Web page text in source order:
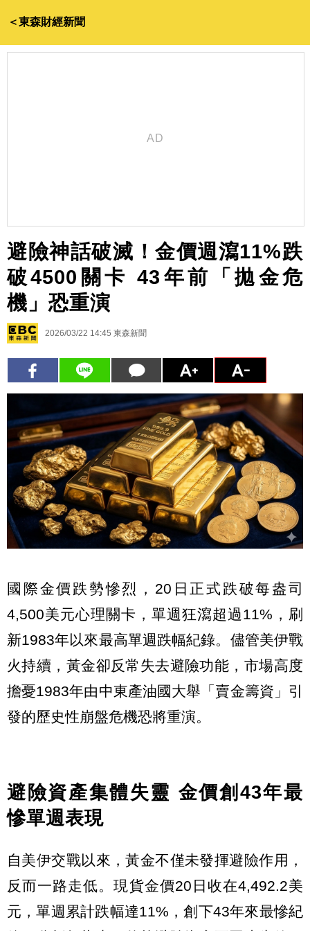
＜東森財經新聞
避險神話破滅！金價週瀉11%跌
破4500關卡 43年前「拋金危
機」恐重演
2026/03/22 14:45 東森新聞
國際金價跌勢慘烈，20日正式跌破每盎司
4,500美元心理關卡，單週狂瀉超過11%，刷
新1983年以來最高單週跌幅紀錄。儘管美伊戰
火持續，黃金卻反常失去避險功能，市場高度
擔憂1983年由中東產油國大舉「賣金籌資」引
發的歷史性崩盤危機恐將重演。
避險資產集體失靈 金價創43年最
慘單週表現
自美伊交戰以來，黃金不僅未發揮避險作用，
反而一路走低。現貨金價20日收在4,492.2美
元，單週累計跌幅達11%，創下43年來最慘紀